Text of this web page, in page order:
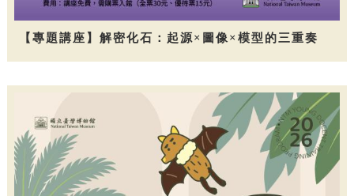
【專題講座】解密化石：起源×圖像×模型的三重奏